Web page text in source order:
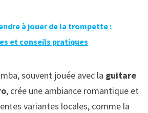
à jouer de la trompette :
et conseils pratiques
souvent jouée avec la guitare
, crée une ambiance romantique et
variantes locales, comme la